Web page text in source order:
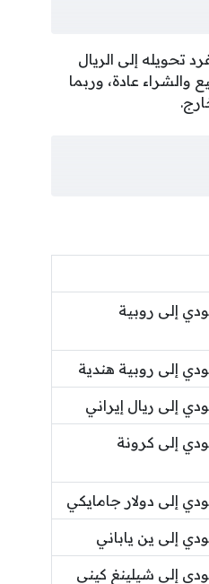
تحويله إلى الريال
والشراء عادة، وربما
إلى روبية
إلى روبية هندية
إلى ريال إيراني
إلى كرونة
إلى دولار جامايكي
إلى ين ياباني
إلى شيلينغ كيني